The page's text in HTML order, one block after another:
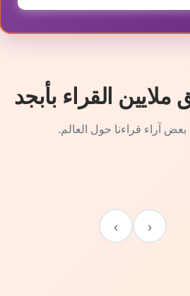
ملايين القراء بأبجد
بعض آراء قراءنا حول العالم.
‹
›